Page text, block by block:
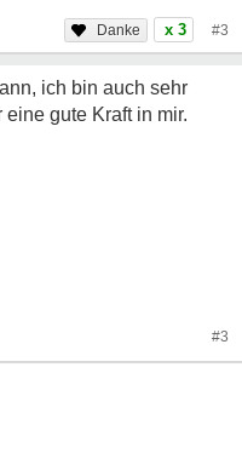
x 3 #3
ich bin auch sehr
gute Kraft in mir.
#3